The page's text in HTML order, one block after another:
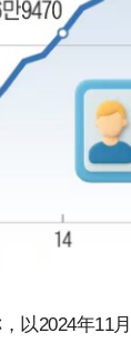
以2024年11